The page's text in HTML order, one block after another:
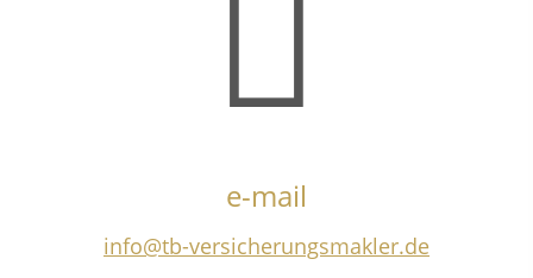
e-mail
info@tb-versicherungsmakler.de